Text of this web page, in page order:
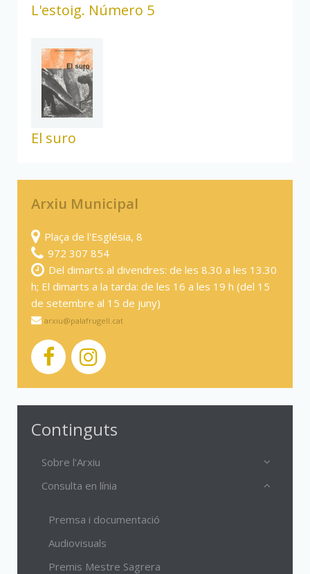
L'estoig. Número 5
El suro
Arxiu Municipal
Plaça de l'Església, 8
972 307 854
Del dimarts al divendres: de les 8.30 a les 13.30
h; El dimarts a la tarda: de les 16 a les 19 h (del 15
de setembre al 15 de juny)
arxiu@palafrugell.cat
Continguts
Sobre l'Arxiu
Consulta en línia
Premsa i documentació
Audiovisuals
Premis Mestre Sagrera